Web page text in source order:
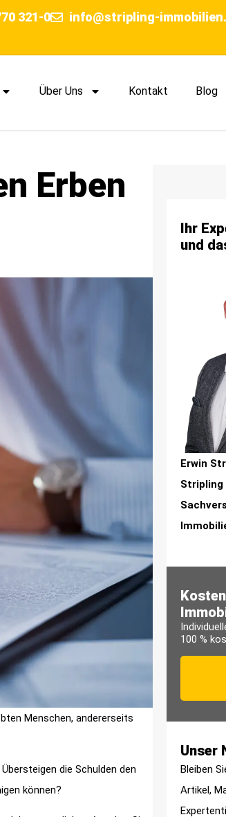
321-0 info@stripling-
Über Uns Kontakt Blog
Erben
Menschen, andererseits
die Schulden den
können?
Ihr
und
Erwin
Stripling
100 %
Unser
Bleiben
Artikel,